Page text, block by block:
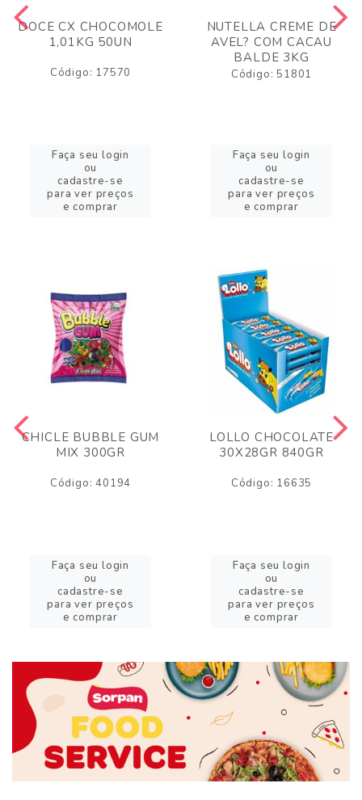
DOCE CX CHOCOMOLE
1,01KG 50UN
Código: 17570
Faça seu login
ou
cadastre-se
para ver preços
e comprar
NUTELLA CREME DE
AVEL? COM CACAU
BALDE 3KG
Código: 51801
Faça seu login
ou
cadastre-se
para ver preços
e comprar
CHICLE BUBBLE GUM
MIX 300GR
Código: 40194
Faça seu login
ou
cadastre-se
para ver preços
e comprar
LOLLO CHOCOLATE
30X28GR 840GR
Código: 16635
Faça seu login
ou
cadastre-se
para ver preços
e comprar